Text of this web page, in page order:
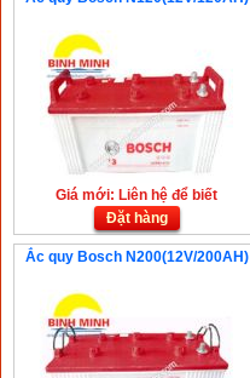
Giá mới: Liên hệ để biết
Đặt hàng
Ắc quy Bosch N200(12V/200AH)